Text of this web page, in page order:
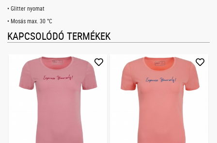
• Glitter nyomat
• Mosás max. 30 °C
KAPCSOLÓDÓ TERMÉKEK